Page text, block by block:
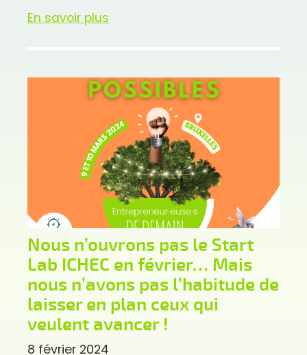
En savoir plus
Nous n’ouvrons pas le Start
Lab ICHEC en février… Mais
nous n’avons pas l’habitude de
laisser en plan ceux qui
veulent avancer !
8 février 2024